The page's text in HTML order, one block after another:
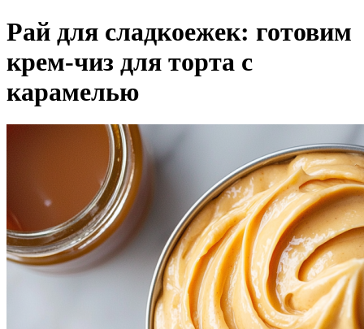
Рай для сладкоежек: готовим
крем-чиз для торта с
карамелью